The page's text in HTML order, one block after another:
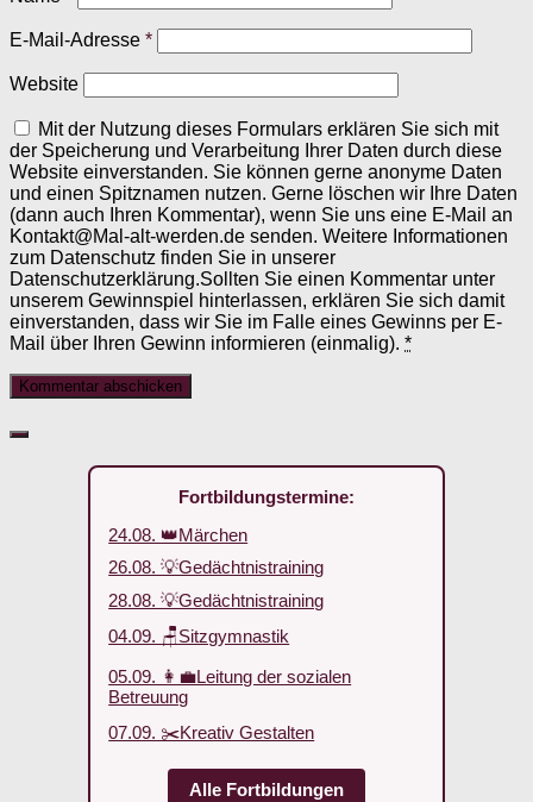
E-Mail-Adresse *
Website
Mit der Nutzung dieses Formulars erklären Sie sich mit
der Speicherung und Verarbeitung Ihrer Daten durch diese
Website einverstanden. Sie können gerne anonyme Daten
und einen Spitznamen nutzen. Gerne löschen wir Ihre Daten
(dann auch Ihren Kommentar), wenn Sie uns eine E-Mail an
Kontakt@Mal-alt-werden.de senden. Weitere Informationen
zum Datenschutz finden Sie in unserer
Datenschutzerklärung.Sollten Sie einen Kommentar unter
unserem Gewinnspiel hinterlassen, erklären Sie sich damit
einverstanden, dass wir Sie im Falle eines Gewinns per E-
Mail über Ihren Gewinn informieren (einmalig). *
Fortbildungstermine:
24.08. 👑Märchen
26.08. 💡Gedächtnistraining
28.08. 💡Gedächtnistraining
04.09. 🪑Sitzgymnastik
05.09. 👩‍💼Leitung der sozialen
Betreuung
07.09. ✂️Kreativ Gestalten
Alle Fortbildungen